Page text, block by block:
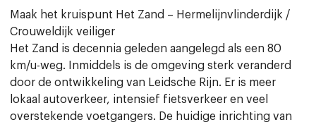
Maak het kruispunt Het Zand – Hermelijnvlinderdijk /
Crouweldijk veiliger
Het Zand is decennia geleden aangelegd als een 80
km/u-weg. Inmiddels is de omgeving sterk veranderd
door de ontwikkeling van Leidsche Rijn. Er is meer
lokaal autoverkeer, intensief fietsverkeer en veel
overstekende voetgangers. De huidige inrichting van